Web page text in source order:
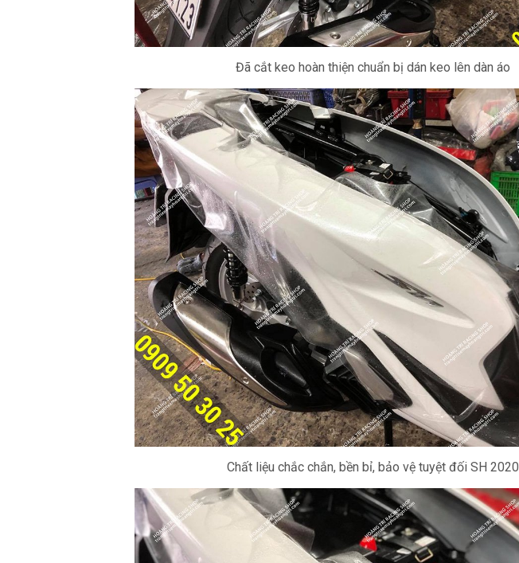
Đã cắt keo hoàn thiện chuẩn bị dán keo lên dàn áo
Chất liệu chắc chắn, bền bỉ, bảo vệ tuyệt đối SH 2020